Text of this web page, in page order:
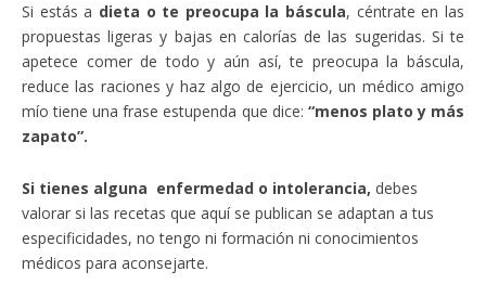
Si estás a dieta o te preocupa la báscula, céntrate en las
propuestas ligeras y bajas en calorías de las sugeridas. Si te
apetece comer de todo y aún así, te preocupa la báscula,
reduce las raciones y haz algo de ejercicio, un médico amigo
mío tiene una frase estupenda que dice: “menos plato y más
zapato”.
Si tienes alguna enfermedad o intolerancia, debes
valorar si las recetas que aquí se publican se adaptan a tus
especificidades, no tengo ni formación ni conocimientos
médicos para aconsejarte.